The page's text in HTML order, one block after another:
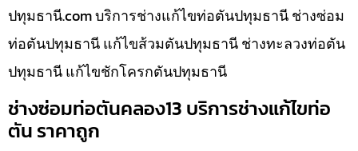
ปทุมธานี.com บริการช่างแก้ไขท่อตันปทุมธานี ช่างซ่อม
ท่อตันปทุมธานี แก้ไขส้วมตันปทุมธานี ช่างทะลวงท่อตัน
ปทุมธานี แก้ไขชักโครกตันปทุมธานี
ช่างซ่อมท่อตันคลอง13 บริการช่างแก้ไขท่อ
ตัน ราคาถูก